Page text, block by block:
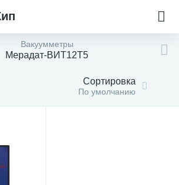
Вакуумметры
Мерадат-ВИТ12Т5
Сортировка
По умолчанию